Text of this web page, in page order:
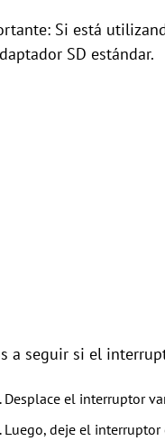
Si está
SD estándar.
a seguir si el
Desplace el interruptor
Luego, deje el